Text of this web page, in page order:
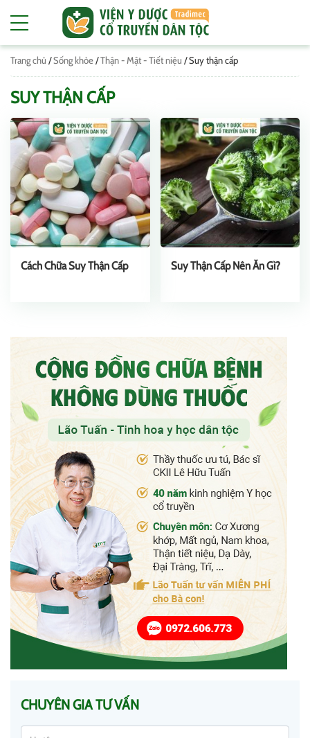
Trang chủ /Sống khỏe/Thận - Mật - Tiết niệu /Suy thận cấp
SUY THẬN CẤP
Cách Chữa Suy Thận Cấp Suy Thận Cấp Nên Ăn Gì?
CHUYÊN GIA TƯ VẤN